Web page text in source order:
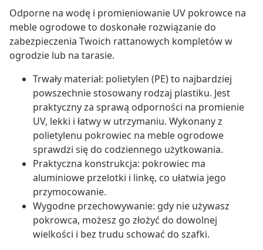
Odporne na wodę i promieniowanie UV pokrowce na
meble ogrodowe to doskonałe rozwiązanie do
zabezpieczenia Twoich rattanowych kompletów w
ogrodzie lub na tarasie.
Trwały materiał: polietylen (PE) to najbardziej
powszechnie stosowany rodzaj plastiku. Jest
praktyczny za sprawą odporności na promienie
UV, lekki i łatwy w utrzymaniu. Wykonany z
polietylenu pokrowiec na meble ogrodowe
sprawdzi się do codziennego użytkowania.
Praktyczna konstrukcja: pokrowiec ma
aluminiowe przelotki i linkę, co ułatwia jego
przymocowanie.
Wygodne przechowywanie: gdy nie używasz
pokrowca, możesz go złożyć do dowolnej
wielkości i bez trudu schować do szafki.